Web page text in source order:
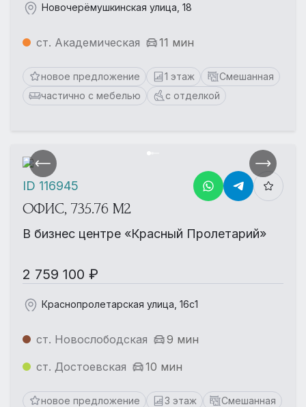
Новочерёмушкинская улица, 18
ст. Академическая 11 мин
новое предложение 1 этаж
Смешанная
частично с мебелью
с отделкой
ОФИС, 735.76 М2
В бизнес центре «Красный Пролетарий»
2 759 100 ₽
Краснопролетарская улица, 16с1
ст. Новослободская
9 мин
ст. Достоевская
10 мин
новое предложение 3 этаж
Смешанная
ID 116945